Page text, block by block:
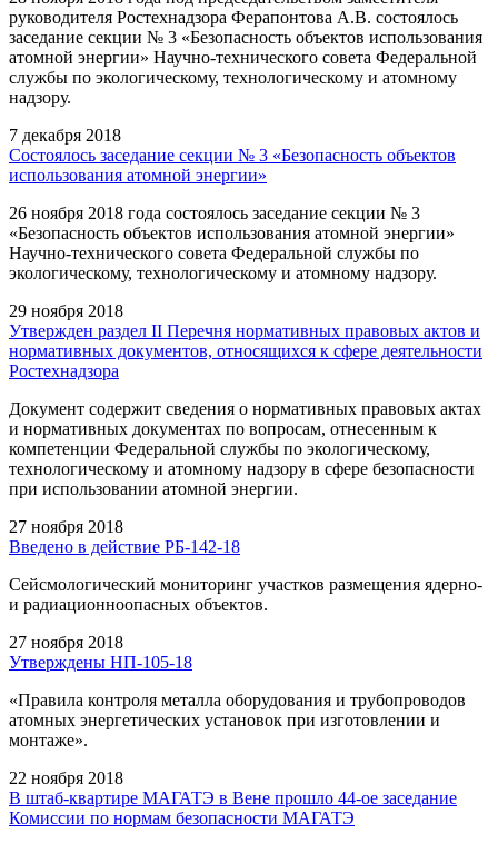
руководителя Ростехнадзора Ферапонтова А.В. состоялось
заседание секции № 3 «Безопасность объектов использования
атомной энергии» Научно-технического совета Федеральной
службы по экологическому, технологическому и атомному
надзору.
7 декабря 2018
Состоялось заседание секции № 3 «Безопасность объектов
использования атомной энергии»
26 ноября 2018 года состоялось заседание секции № 3
«Безопасность объектов использования атомной энергии»
Научно-технического совета Федеральной службы по
экологическому, технологическому и атомному надзору.
29 ноября 2018
Утвержден раздел II Перечня нормативных правовых актов и
нормативных документов, относящихся к сфере деятельности
Ростехнадзора
Документ содержит сведения о нормативных правовых актах
и нормативных документах по вопросам, отнесенным к
компетенции Федеральной службы по экологическому,
технологическому и атомному надзору в сфере безопасности
при использовании атомной энергии.
27 ноября 2018
Введено в действие РБ-142-18
Сейсмологический мониторинг участков размещения ядерно-
и радиационноопасных объектов.
27 ноября 2018
Утверждены НП-105-18
«Правила контроля металла оборудования и трубопроводов
атомных энергетических установок при изготовлении и
монтаже».
22 ноября 2018
В штаб-квартире МАГАТЭ в Вене прошло 44-ое заседание
Комиссии по нормам безопасности МАГАТЭ